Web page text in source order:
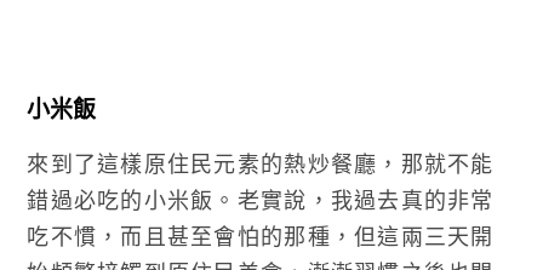
小米飯
來到了這樣原住民元素的熱炒餐廳，那就不能
錯過必吃的小米飯。老實說，我過去真的非常
吃不慣，而且甚至會怕的那種，但這兩三天開